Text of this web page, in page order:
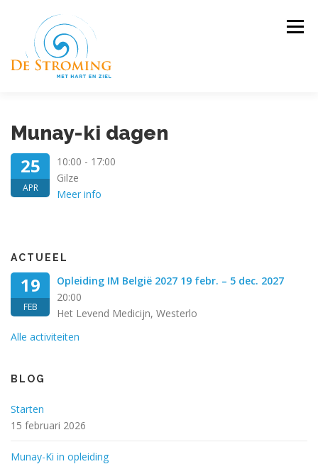
inhoud
Menu
SJAMANISTISCH WERK >
Munay-ki dagen
25
APR
10:00 - 17:00
Gilze
Meer info
ACTUEEL
19
FEB
Opleiding IM België 2027 19 febr. – 5 dec. 2027
20:00
Het Levend Medicijn, Westerlo
Alle activiteiten
BLOG
Starten
15 februari 2026
Munay-Ki in opleiding